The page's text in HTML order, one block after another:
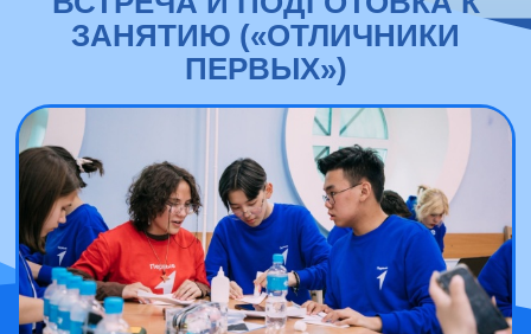
ЗАНЯТИЮ («ОТЛИЧНИКИ
ПЕРВЫХ»)